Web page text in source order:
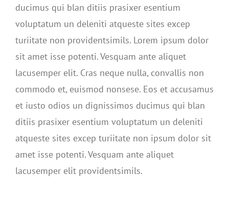
ducimus qui blan ditiis prasixer esentium
voluptatum un deleniti atqueste sites excep
turiitate non providentsimils. Lorem ipsum dolor
sit amet isse potenti. Vesquam ante aliquet
lacusemper elit. Cras neque nulla, convallis non
commodo et, euismod nonsese. Eos et accusamus
et iusto odios un dignissimos ducimus qui blan
ditiis prasixer esentium voluptatum un deleniti
atqueste sites excep turiitate non ipsum dolor sit
amet isse potenti. Vesquam ante aliquet
lacusemper elit providentsimils.